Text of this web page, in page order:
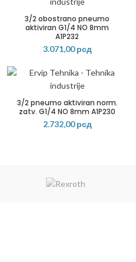
3/2 obostrano pneumo
aktiviran G1/4 NO 8mm
A1P232
3.071,00рсд
3/2 pneumo aktiviran norm.
zatv. G1/4 NO 8mm A1P230
2.732,00рсд